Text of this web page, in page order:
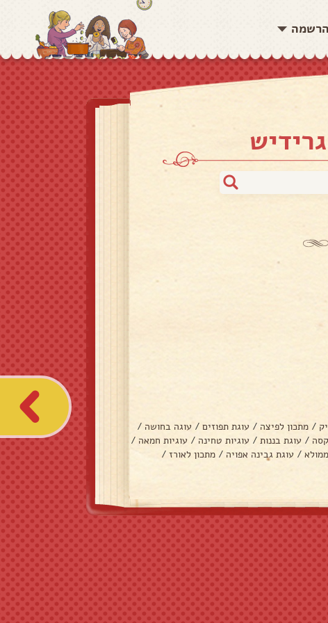
/ מתכון לפיצה / עוגת תפוזים / עוגה בחושה /
/ עוגת בננות / עוגיות טחינה / עוגיות חמאה /
/ עוגת גבינה אפויה / מתכון לאורז /